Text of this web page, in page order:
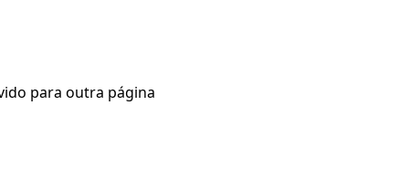
para outra página